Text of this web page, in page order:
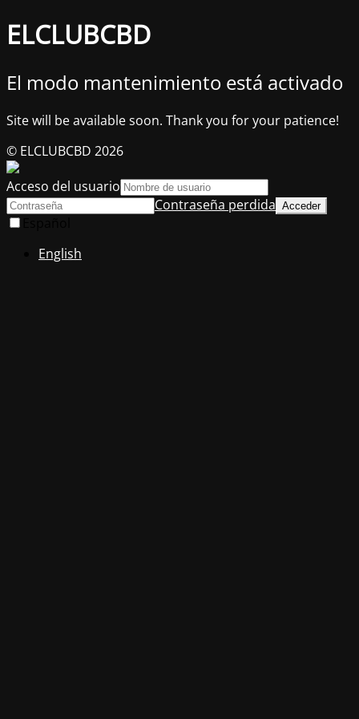
ELCLUBCBD
El modo mantenimiento está activado
Site will be available soon. Thank you for your patience!
© ELCLUBCBD 2026
Acceso del usuario
Contraseña perdida
English